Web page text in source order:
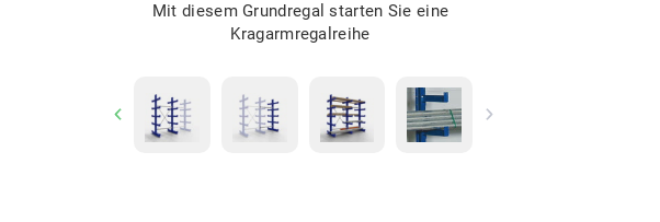
Mit diesem Grundregal starten Sie eine
Kragarmregalreihe
Previous Next